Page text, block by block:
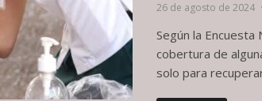
26 de agosto de 2024 ·
Según la Encuesta
cobertura de
solo para